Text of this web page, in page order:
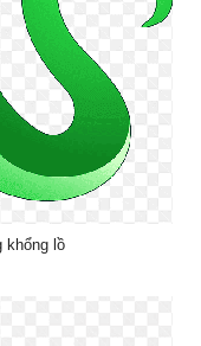
khổng lồ